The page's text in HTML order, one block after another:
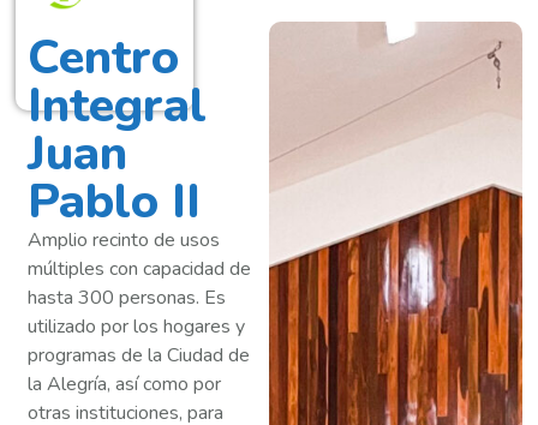
Centro
Integral
Juan
Pablo II
Amplio recinto de usos
múltiples con capacidad de
hasta 300 personas. Es
utilizado por los hogares y
programas de la Ciudad de
la Alegría, así como por
otras instituciones, para